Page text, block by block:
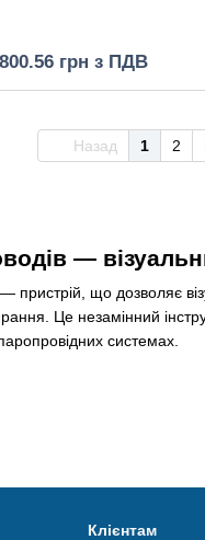
—
пристрій, що дозволяє
Це незамінний
системах.
грн з ПДВ
Назад 1 2
Клієнтам